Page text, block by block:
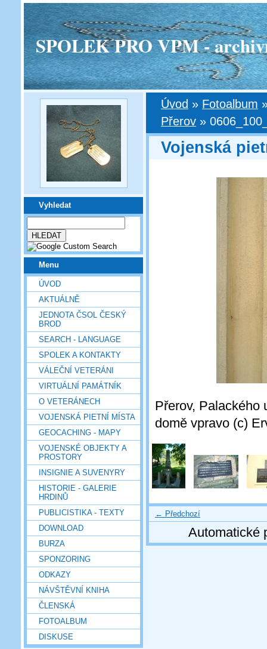
SPOLEK PRO VPM -
Vyhledat
Menu
ÚVOD
AKTUÁLNĚ
JEDNOTA ČSOL ČESKÝ
BROD
SEARCH - LANGUAGE
SPOLEK A KONTAKTY
VÁLEČNÍ VETERÁNI
VIRTUÁLNÍ PAMÁTNÍK
O VETERÁNECH
VOJENSKÁ PIETNÍ MÍSTA
GEOCACHING - MAPY
VOJENSKÉ OBJEKTY A
PROSTORY
INSIGNIE A SUVENYRY
HISTORIE - GALERIE
HRDINŮ
PUBLICISTIKA - TEXTY
DOWNLOAD
BURZA
SPONZORING
ODKAZY
NÁVŠTĚVNÍ KNIHA
ČLENSKÁ
FOTOALBUM
DISKUSE
Úvod » Fotoalbum
Přerov »
Vojenská
Přerov, Palackého
domě vpravo (c)
← Předchozí
Automatické